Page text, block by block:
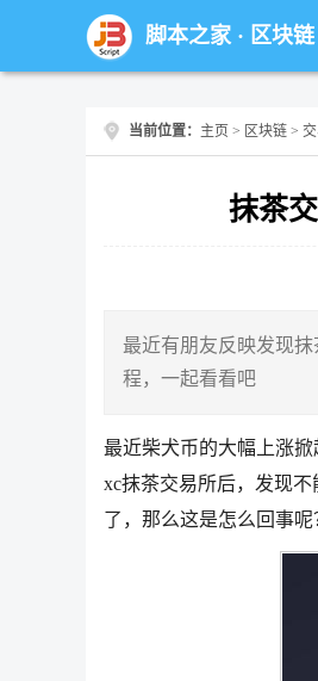
脚本之家· 区块链
当前位置： 主页 > 区块链 >
抹茶
最近有朋友反映发现
程，一起看看吧
最近柴犬币的大幅上涨
xc抹茶交易所后，发现
了，那么这是怎么回事呢